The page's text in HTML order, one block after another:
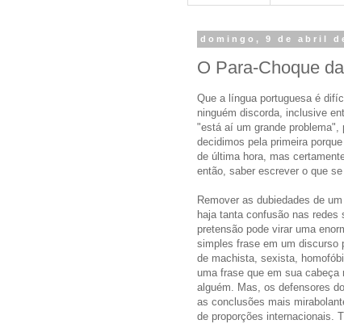
domingo, 9 de abril
O Para-Choque
Que a língua portuguesa é
ninguém discorda, inclusive
"está aí um grande
decidimos pela primeira
de última hora, mas
então, saber escrever o que
Remover as dubiedades de
haja tanta confusão nas
pretensão pode virar uma
simples frase em um discurso
de machista, sexista,
uma frase que em sua cabeça
alguém. Mas, os defensores
as conclusões mais
de proporções internacionais.